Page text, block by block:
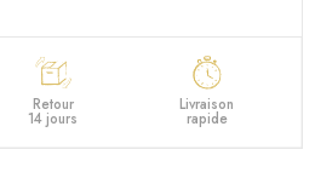
Retour
14 jours
Livraison
rapide